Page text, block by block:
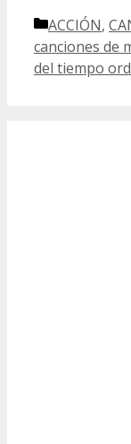
Categorías
ACCIÓN,
canciones de
del tiempo